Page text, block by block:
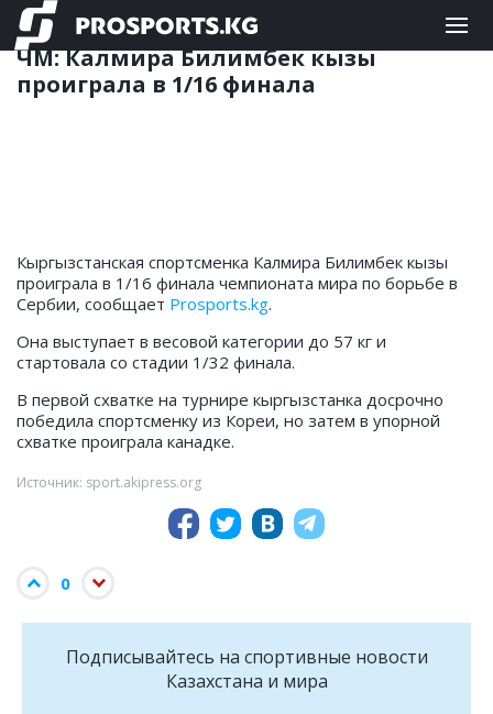
БОРЬБА 19.09.2023 15:36
ЧМ: Калмира Билимбек кызы
проиграла в 1/16 финала
Кыргызстанская спортсменка Калмира Билимбек кызы
проиграла в 1/16 финала чемпионата мира по борьбе в
Сербии, сообщает Prosports.kg.
Она выступает в весовой категории до 57 кг и
стартовала со стадии 1/32 финала.
В первой схватке на турнире кыргызстанка досрочно
победила спортсменку из Кореи, но затем в упорной
схватке проиграла канадке.
Источник: sport.akipress.org
0
Подписывайтесь на cпортивные новости
Казахстана и мира